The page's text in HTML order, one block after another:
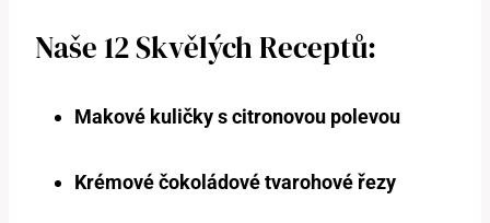
Naše 12 Skvělých Receptů:
Makové kuličky s citronovou polevou
Krémové čokoládové tvarohové řezy